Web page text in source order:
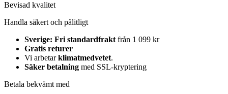
Bevisad kvalitet
Handla säkert och pålitligt
Sverige: Fri standardfraktfrån 1 099 kr
Gratis returer
Vi arbetarklimatmedvetet.
Säker betalning med SSL-kryptering
Betala bekvämt med